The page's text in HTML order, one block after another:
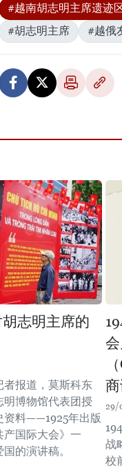
#越南胡志明主席遗迹
#胡志明主席
#越俄
志明主席的
者报道，莫斯科东
博物馆代表团授
资料——1925年出版
产国际大会》一
的演讲稿。
29/
战
校